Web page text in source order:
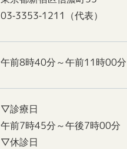
03-3353-1211（代表）
午前8時40分～午前11時00分
▽診療日
午前7時45分～午後7時00分
▽休診日